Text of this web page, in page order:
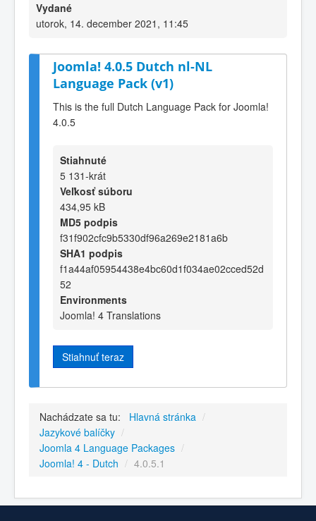
Vydané
utorok, 14. december 2021, 11:45
Joomla! 4.0.5 Dutch nl-NL
Language Pack (v1)
This is the full Dutch Language Pack for Joomla!
4.0.5
Stiahnuté
5 131-krát
Veľkosť súboru
434,95 kB
MD5 podpis
f31f902cfc9b5330df96a269e2181a6b
SHA1 podpis
f1a44af05954438e4bc60d1f034ae02cced52d
52
Environments
Joomla! 4 Translations
Stiahnuť teraz
Nachádzate sa tu: Hlavná stránka /
Jazykové balíčky /
Joomla 4 Language Packages /
Joomla! 4 - Dutch / 4.0.5.1